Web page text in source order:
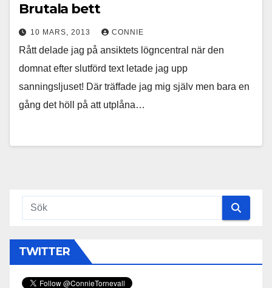
Brutala bett
10 MARS, 2013 CONNIE
Rått delade jag på ansiktets lögncentral när den
domnat efter slutförd text letade jag upp
sanningsljuset! Där träffade jag mig själv men bara en
gång det höll på att utplåna…
TWITTER